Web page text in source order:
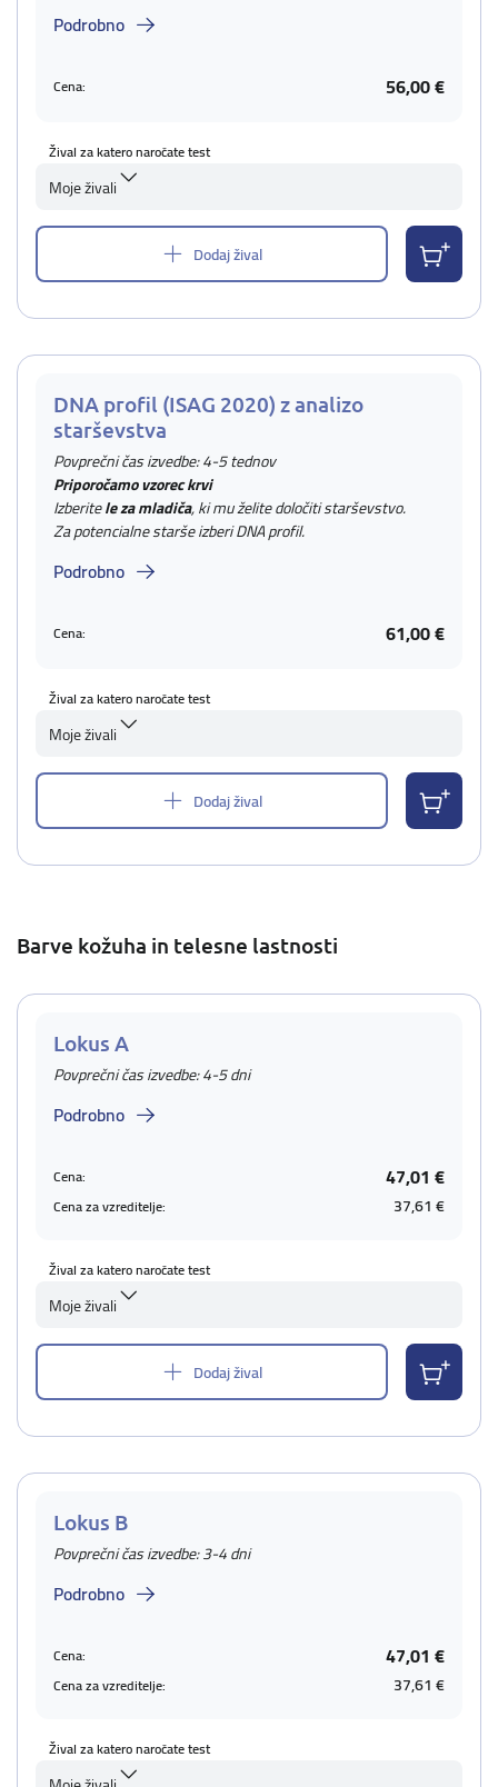
Podrobno
Cena: 56,00 €
Žival za katero naročate test
Moje živali
Dodaj žival
DNA profil (ISAG 2020) z analizo
starševstva
Povprečni čas izvedbe: 4-5 tednov
Priporočamo vzorec krvi
Izberitele za mladiča, ki mu želite določiti starševstvo.
Za potencialne starše izberi DNA profil.
Podrobno
Cena: 61,00 €
Žival za katero naročate test
Moje živali
Dodaj žival
Barve kožuha in telesne lastnosti
Lokus A
Povprečni čas izvedbe: 4-5 dni
Podrobno
Cena: 47,01 €
Cena za vzreditelje: 37,61 €
Žival za katero naročate test
Moje živali
Dodaj žival
Lokus B
Povprečni čas izvedbe: 3-4 dni
Podrobno
Cena: 47,01 €
Cena za vzreditelje: 37,61 €
Žival za katero naročate test